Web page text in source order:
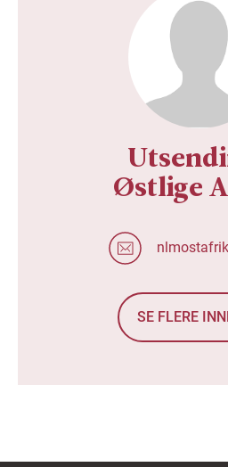
Østlige
SE FLERE